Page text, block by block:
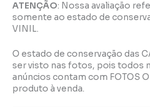
ATENÇÃO: Nossa avaliação
somente ao estado de
VINIL.
O estado de conservação das
ser visto nas fotos, pois todos
anúncios contam com FOTOS
produto à venda.